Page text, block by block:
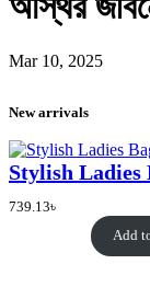
Mar 10, 2025
New arrivals
Stylish Ladies
739.13৳
Add